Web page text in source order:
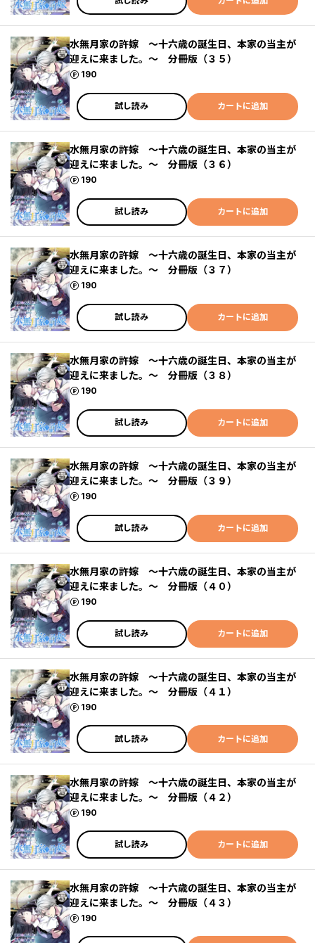
水無月家の許嫁 ～十六歳の誕生日、本家の当主が
迎えに来ました。～ 分冊版（３５）
190
ポイント
試し読み カートに追加
水無月家の許嫁 ～十六歳の誕生日、本家の当主が
迎えに来ました。～ 分冊版（３６）
190
ポイント
試し読み カートに追加
水無月家の許嫁 ～十六歳の誕生日、本家の当主が
迎えに来ました。～ 分冊版（３７）
190
ポイント
試し読み カートに追加
水無月家の許嫁 ～十六歳の誕生日、本家の当主が
迎えに来ました。～ 分冊版（３８）
190
ポイント
試し読み カートに追加
水無月家の許嫁 ～十六歳の誕生日、本家の当主が
迎えに来ました。～ 分冊版（３９）
190
ポイント
試し読み カートに追加
水無月家の許嫁 ～十六歳の誕生日、本家の当主が
迎えに来ました。～ 分冊版（４０）
190
ポイント
試し読み カートに追加
水無月家の許嫁 ～十六歳の誕生日、本家の当主が
迎えに来ました。～ 分冊版（４１）
190
ポイント
試し読み カートに追加
水無月家の許嫁 ～十六歳の誕生日、本家の当主が
迎えに来ました。～ 分冊版（４２）
190
ポイント
試し読み カートに追加
水無月家の許嫁 ～十六歳の誕生日、本家の当主が
迎えに来ました。～ 分冊版（４３）
190
ポイント